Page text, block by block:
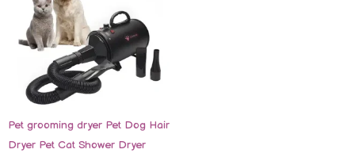
Pet grooming dryer Pet Dog Hair
Dryer Pet Cat Shower Dryer
variantes.
Las
opciones
elegir
en